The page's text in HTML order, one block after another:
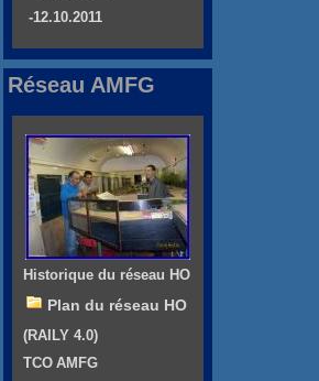
-12.10.2011
Réseau AMFG
Historique du réseau HO
Plan du réseau HO
(RAILY 4.0)
TCO AMFG